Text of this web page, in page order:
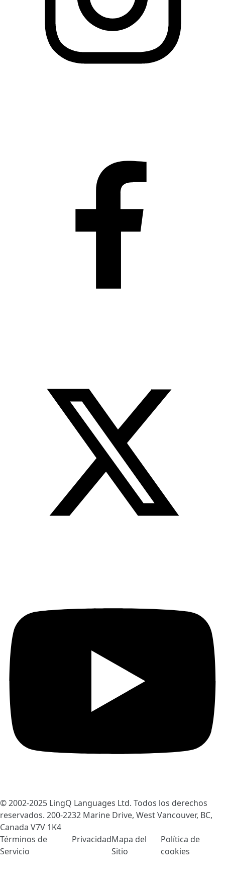
© 2002-2025 LingQ Languages Ltd. Todos los derechos
reservados. 200-2232 Marine Drive, West Vancouver, BC,
Canada V7V 1K4
Términos de
Servicio
PrivacidadMapa del
Sitio
Política de
cookies